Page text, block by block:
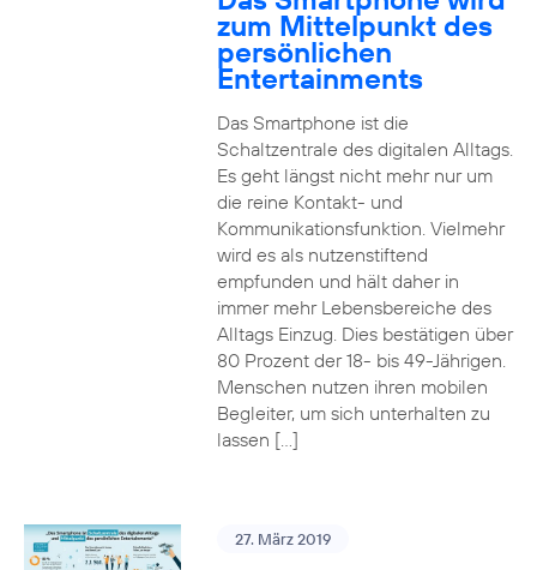
zum Mittelpunkt des
persönlichen
Entertainments
Das Smartphone ist die
Schaltzentrale des digitalen Alltags.
Es geht längst nicht mehr nur um
die reine Kontakt- und
Kommunikationsfunktion. Vielmehr
wird es als nutzenstiftend
empfunden und hält daher in
immer mehr Lebensbereiche des
Alltags Einzug. Dies bestätigen über
80 Prozent der 18- bis 49-Jährigen.
Menschen nutzen ihren mobilen
Begleiter, um sich unterhalten zu
lassen […]
27. März 2019